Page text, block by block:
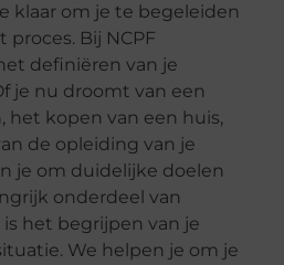
klaar om je te begeleiden
proces. Bij NCPF
definiëren van je
je nu droomt van een
het kopen van een huis,
de opleiding van je
je om duidelijke doelen
onderdeel van
het begrijpen van je
We helpen je om je